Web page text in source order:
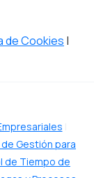
de Cookies |
Gestión para
de Tiempo de